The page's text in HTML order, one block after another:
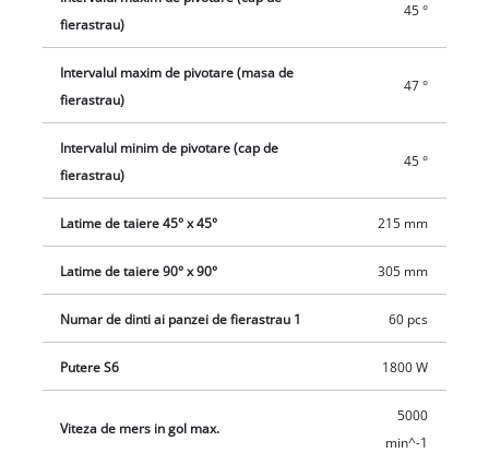
exista un dispozitiv de blocare a axului si un surub pentru
schimbarea usoara a lamei de ferastrau. Pentru o indepartare
mai eficienta a rumegusului exista un colector de praf in
spatele panzei de ferastrau. Racordul de aspirare care este
furnizat are un diametru de 36 de milimetri, sau se poate
folosi ca alternativa sacul de praf furnizat.
fierastrau)
45 °
Intervalul maxim de pivotare (masa de
fierastrau)
47 °
Intervalul minim de pivotare (cap de
fierastrau)
45 °
Latime de taiere 45° x 45° 215 mm
Latime de taiere 90° x 90° 305 mm
Numar de dinti ai panzei de fierastrau 1 60 pcs
Putere S6 1800 W
Viteza de mers in gol max.
5000
min^-1